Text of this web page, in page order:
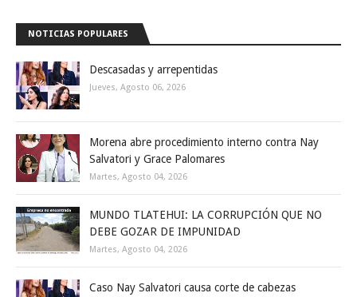
NOTICIAS POPULARES
Descasadas y arrepentidas
Jueves, Agosto 06, 2026
Morena abre procedimiento interno contra Nay
Salvatori y Grace Palomares
Martes, Agosto 04, 2026
MUNDO TLATEHUI: LA CORRUPCIÓN QUE NO
DEBE GOZAR DE IMPUNIDAD
Martes, Agosto 04, 2026
Caso Nay Salvatori causa corte de cabezas